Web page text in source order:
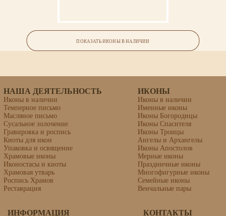
Икона «Юния (Иуния), святая»
ПОКАЗАТЬ ИКОНЫ В НАЛИЧИИ
НАША ДЕЯТЕЛЬНОСТЬ
Иконы в наличии
Темперное письмо
Масляное письмо
Сусальное золочение
Гравировка и роспись
Киоты для икон
Упаковка и освящение
Храмовые иконы
Иконостасы и киоты
Храмовая утварь
Роспись Храмов
Реставрация
ИКОНЫ
Иконы в наличии
Именные иконы
Иконы Богородицы
Иконы Спасителя
Иконы Троицы
Ангелы и Архангелы
Иконы Апостолов
Мерные иконы
Праздничные иконы
Многофигурные иконы
Семейные иконы
Венчальные пары
ИНФОРМАЦИЯ КОНТАКТЫ